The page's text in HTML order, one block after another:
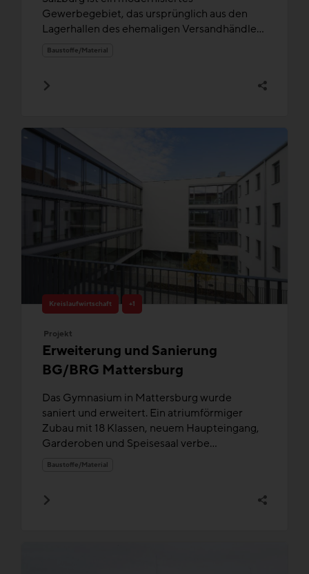
Gewerbegebiet, das ursprünglich aus den
Lagerhallen des ehemaligen Versandhändle...
Baustoffe/Material
Kreislaufwirtschaft +1
Projekt
Erweiterung und Sanierung
BG/BRG Mattersburg
Das Gymnasium in Mattersburg wurde
saniert und erweitert. Ein atriumförmiger
Zubau mit 18 Klassen, neuem Haupteingang,
Garderoben und Speisesaal verbe...
Baustoffe/Material